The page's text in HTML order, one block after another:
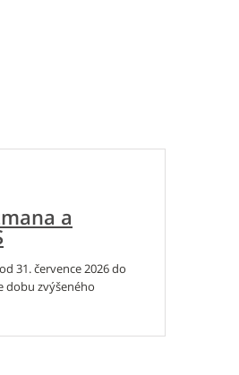
a
31. července 2026 do
dobu zvýšeného